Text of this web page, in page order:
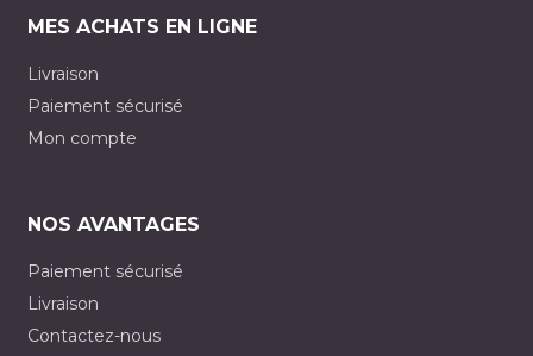
MES ACHATS EN LIGNE
Livraison
Paiement sécurisé
Mon compte
NOS AVANTAGES
Paiement sécurisé
Livraison
Contactez-nous